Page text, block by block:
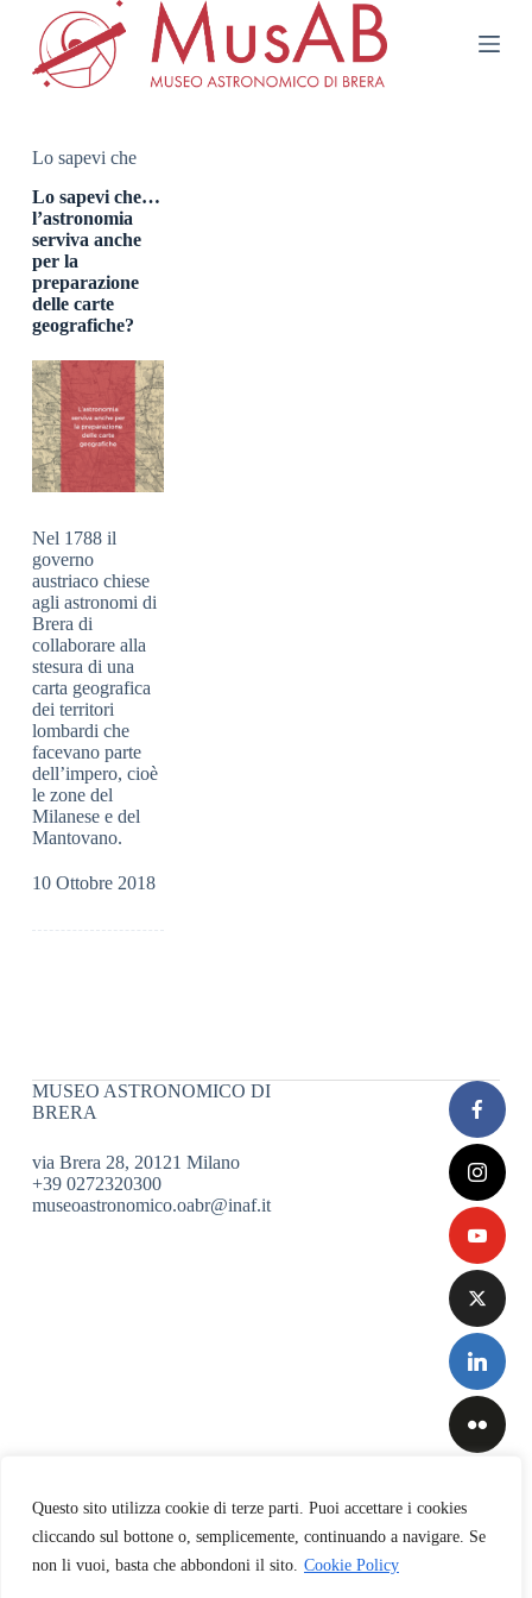
Questo sito utilizza cookie di terze parti. Puoi accettare i cookies
cliccando sul bottone o, semplicemente, continuando a navigare. Se
non li vuoi, basta che abbondoni il sito. Cookie Policy
o
n
n
u
Lo sapevi che
Lo sapevi che…
l’astronomia
serviva anche
per la
preparazione
delle carte
geografiche?
Nel 1788 il
governo
austriaco chiese
agli astronomi di
Brera di
collaborare alla
stesura di una
carta geografica
dei territori
lombardi che
facevano parte
dell’impero, cioè
le zone del
Milanese e del
Mantovano.
10 Ottobre 2018
MUSEO ASTRONOMICO DI
BRERA
via Brera 28, 20121 Milano
+39 0272320300
museoastronomico.oabr@inaf.it